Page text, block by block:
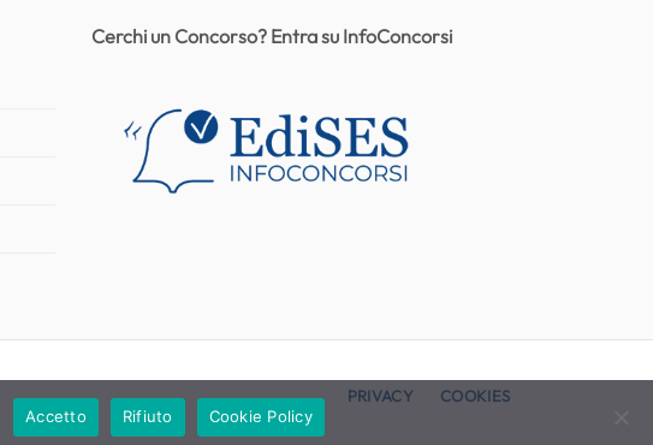
Cerchi un Concorso? Entra su InfoConcorsi
PRIVACY
COOKIES
Accetto Rifiuto Cookie Policy